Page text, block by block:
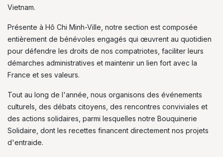
Vietnam.
Présente à Hô Chi Minh-Ville, notre section est composée
entièrement de bénévoles engagés qui œuvrent au quotidien
pour défendre les droits de nos compatriotes, faciliter leurs
démarches administratives et maintenir un lien fort avec la
France et ses valeurs.
Tout au long de l'année, nous organisons des événements
culturels, des débats citoyens, des rencontres conviviales et
des actions solidaires, parmi lesquelles notre Bouquinerie
Solidaire, dont les recettes financent directement nos projets
d'entraide.